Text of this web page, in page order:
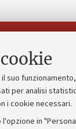
suo
per analisi
i cookie necessari.
in